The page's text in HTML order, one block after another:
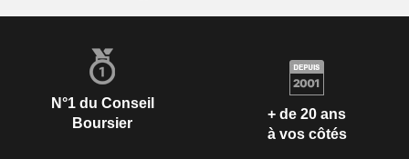
N°1 du Conseil
Boursier
+ de 20 ans
à vos côtés